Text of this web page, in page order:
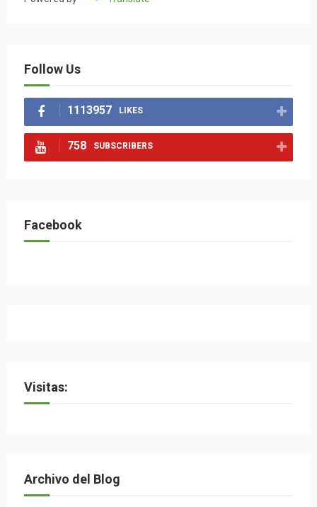
Follow Us
1113957 LIKES
758 SUBSCRIBERS
Facebook
Visitas:
Archivo del Blog